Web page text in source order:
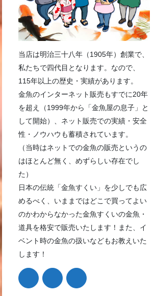
当店は明治三十八年（1905年）創業で、
私たちで四代目となります。なので、
115年以上の歴史・実績があります。
金魚のインターネット販売もすでに20年
を超え（1999年から「金魚屋の息子」と
して開始）、ネット販売での実績・安全
性・ノウハウも蓄積されています。
（当時はネットでの金魚の販売というの
はほとんど無く、めずらしい存在でし
た）
日本の伝統「金魚すくい」を少しでも広
めるべく、いままではどこで買ってよい
のかわからなかった金魚すくいの金魚・
道具を格安で販売いたします！また、イ
ベント時の金魚の扱いなどもお教えいた
します！